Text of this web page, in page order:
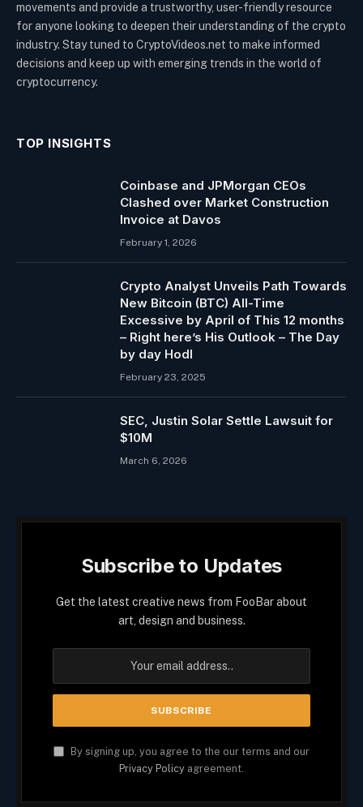
movements and provide a trustworthy, user-friendly resource
for anyone looking to deepen their understanding of the crypto
industry. Stay tuned to CryptoVideos.net to make informed
decisions and keep up with emerging trends in the world of
cryptocurrency.
TOP INSIGHTS
Coinbase and JPMorgan CEOs
Clashed over Market Construction
Invoice at Davos
February 1, 2026
Crypto Analyst Unveils Path Towards
New Bitcoin (BTC) All-Time
Excessive by April of This 12 months
– Right here’s His Outlook – The Day
by day Hodl
February 23, 2025
SEC, Justin Solar Settle Lawsuit for
$10M
March 6, 2026
Subscribe to Updates
Get the latest creative news from FooBar about
art, design and business.
By signing up, you agree to the our terms and our
Privacy Policy agreement.